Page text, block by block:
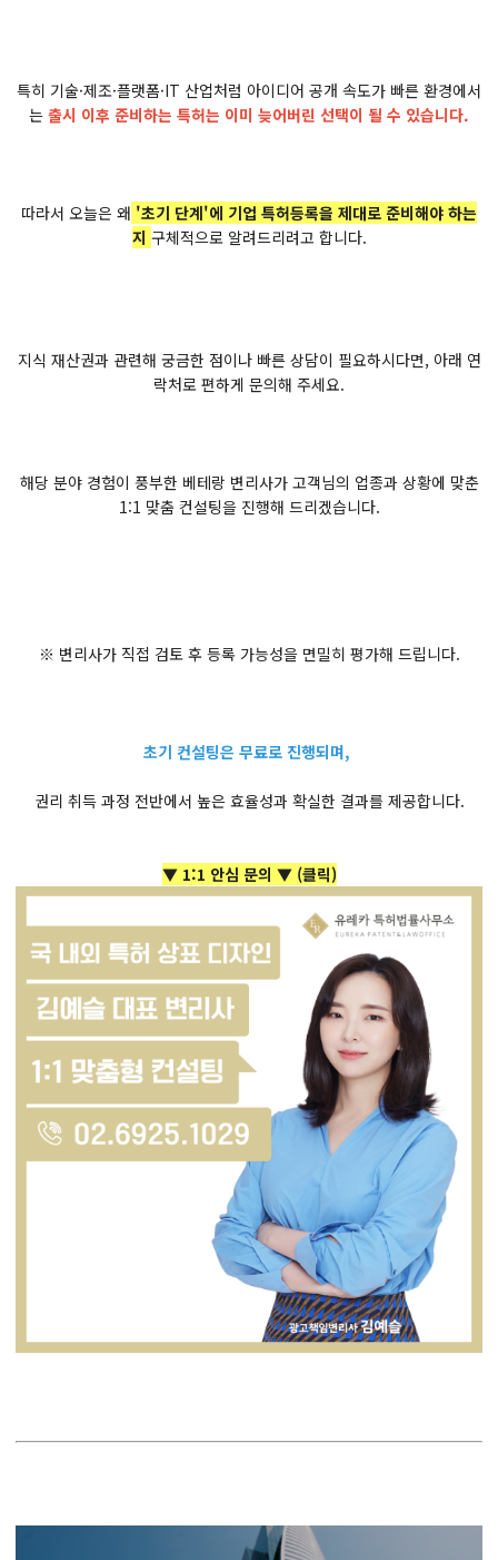
특히 기술·제조·플랫폼·IT 산업처럼 아이디어 공개 속도가 빠른 환경에서
는 출시 이후 준비하는 특허는 이미 늦어버린 선택이 될 수 있습니다.
따라서 오늘은 왜 '초기 단계'에 기업 특허등록을 제대로 준비해야 하는
지 구체적으로 알려드리려고 합니다.
지식 재산권과 관련해 궁금한 점이나 빠른 상담이 필요하시다면, 아래 연
락처로 편하게 문의해 주세요.
해당 분야 경험이 풍부한 베테랑 변리사가 고객님의 업종과 상황에 맞춘
1:1 맞춤 컨설팅을 진행해 드리겠습니다.
※ 변리사가 직접 검토 후 등록 가능성을 면밀히 평가해 드립니다.
초기 컨설팅은 무료로 진행되며,
권리 취득 과정 전반에서 높은 효율성과 확실한 결과를 제공합니다.
▼ 1:1 안심 문의 ▼ (클릭)